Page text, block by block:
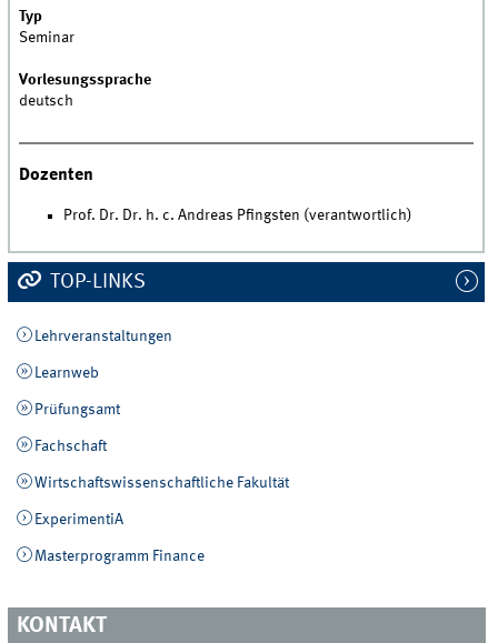
Typ
Seminar
Vorlesungssprache
deutsch
Dozenten
Prof. Dr. Dr. h. c. Andreas Pfingsten (verantwortlich)
TOP-LINKS
Lehrveranstaltungen
Learnweb
Prüfungsamt
Fachschaft
Wirtschaftswissenschaftliche Fakultät
ExperimentiA
Masterprogramm Finance
KONTAKT